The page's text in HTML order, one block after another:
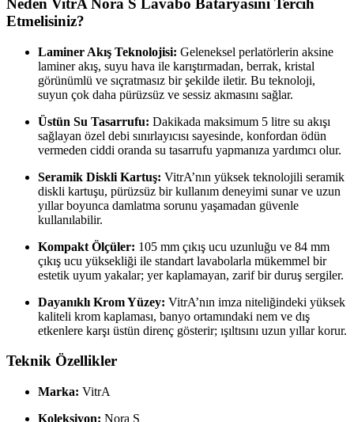
Neden VitrA Nora S Lavabo Bataryasını Tercih
Etmelisiniz?
Laminer Akış Teknolojisi: Geleneksel perlatörlerin aksine
laminer akış, suyu hava ile karıştırmadan, berrak, kristal
görünümlü ve sıçratmasız bir şekilde iletir. Bu teknoloji,
suyun çok daha pürüzsüz ve sessiz akmasını sağlar.
Üstün Su Tasarrufu: Dakikada maksimum 5 litre su akışı
sağlayan özel debi sınırlayıcısı sayesinde, konfordan ödün
vermeden ciddi oranda su tasarrufu yapmanıza yardımcı olur.
Seramik Diskli Kartuş: VitrA’nın yüksek teknolojili seramik
diskli kartuşu, pürüzsüz bir kullanım deneyimi sunar ve uzun
yıllar boyunca damlatma sorunu yaşamadan güvenle
kullanılabilir.
Kompakt Ölçüler: 105 mm çıkış ucu uzunluğu ve 84 mm
çıkış ucu yüksekliği ile standart lavabolarla mükemmel bir
estetik uyum yakalar; yer kaplamayan, zarif bir duruş sergiler.
Dayanıklı Krom Yüzey: VitrA’nın imza niteliğindeki yüksek
kaliteli krom kaplaması, banyo ortamındaki nem ve dış
etkenlere karşı üstün direnç gösterir; ışıltısını uzun yıllar korur.
Teknik Özellikler
Marka: VitrA
Koleksiyon: Nora S